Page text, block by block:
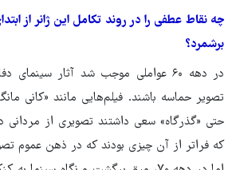
چه نقاط عطفی را در روند تکامل این ژانر از
برشمرد؟
در دهه ۶۰ عواملی موجب شد آثار
تصویر حماسه باشند. فیلم‌هایی مانند «کانی
حتی «گذرگاه» سعی داشتند تصویری از مردانی
که فراتر از آن ‌چیزی بودند که در ذهن عموم